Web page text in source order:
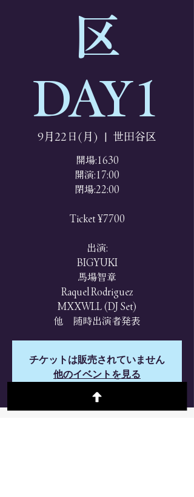
区
DAY1
9月22日(月)
  |
世田谷区
開場:1630
開演:17:00
閉場:22:00
Ticket ¥7700
出演:
BIGYUKI
馬場智章
Raquel Rodriguez
MXXWLL (DJ Set)
他 随時出演者発表
チケットは販売されていません
他のイベントを見る